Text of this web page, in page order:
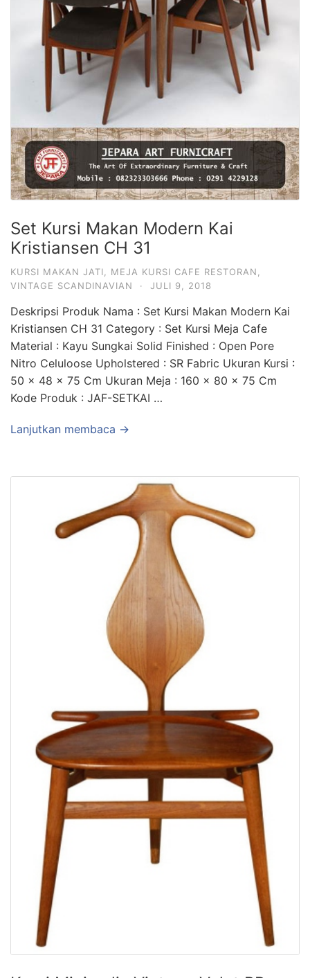
Set Kursi Makan Modern Kai
Kristiansen CH 31
KURSI MAKAN JATI MEJA KURSI CAFE RESTORAN
VINTAGE SCANDINAVIAN
· JULI 9, 2018
Deskripsi Produk Nama : Set Kursi Makan Modern Kai
Kristiansen CH 31 Category : Set Kursi Meja Cafe
Material : Kayu Sungkai Solid Finished : Open Pore
Nitro Celuloose Upholstered : SR Fabric Ukuran Kursi :
50 x 48 x 75 Cm Ukuran Meja : 160 x 80 x 75 Cm
Kode Produk : JAF-SETKAI …
Lanjutkan membaca →